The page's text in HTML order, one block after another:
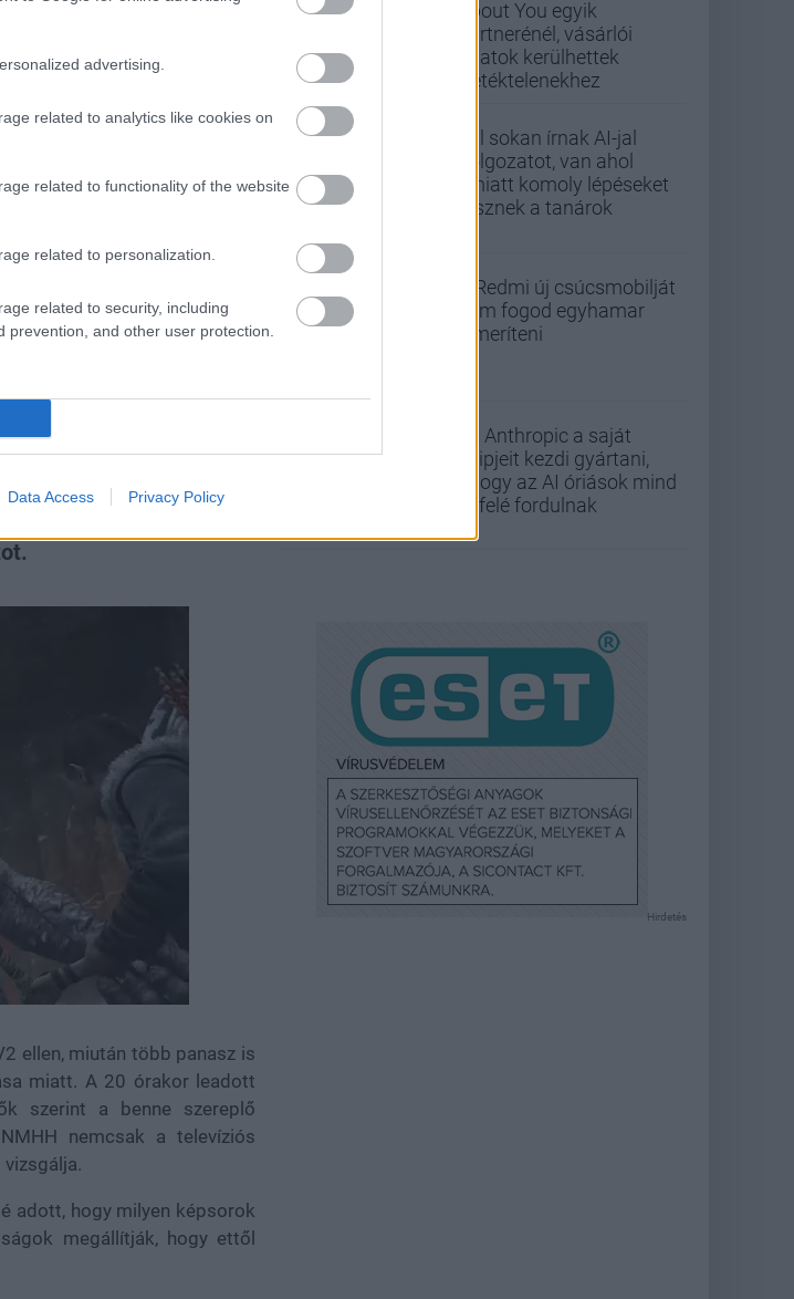
advertising.
related to analytics like cookies on
related to functionality of the website
related to personalization.
related to security, including
and other user protection.
Data Access Privacy Policy
sorozat
ellen, miután több panasz is
miatt. A 20 órakor leadott
szerint a benne szereplő
nemcsak a televíziós
adott, hogy milyen képsorok
megállítják, hogy ettől
About You egyik
partnerénél, vásárlói
adatok kerülhettek
illetéktelenekhez
Túl sokan írnak AI-jal
dolgozatot, van ahol
emiatt komoly lépéseket
tesznek a tanárok
A Redmi új csúcsmobilját
nem fogod egyhamar
lemeríteni
Az Anthropic a saját
chipjeit kezdi gyártani,
ahogy az AI óriások mind
befelé fordulnak
Hirdetés